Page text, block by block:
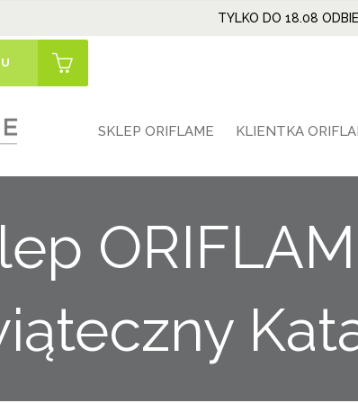
TYLKO DO 18.08
SKLEP ORIFLAME KLIENTKA